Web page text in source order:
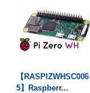
【RASPIZWHSC006
5】Raspberr...